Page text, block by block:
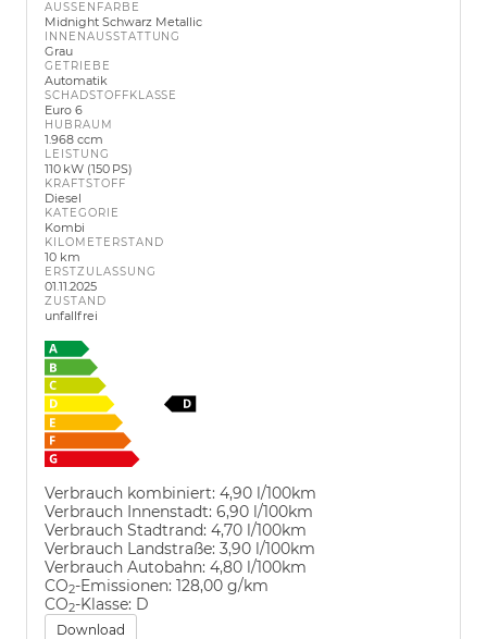
AUSSENFARBE
Midnight Schwarz Metallic
INNENAUSSTATTUNG
Grau
GETRIEBE
Automatik
SCHADSTOFFKLASSE
Euro 6
HUBRAUM
1.968 ccm
LEISTUNG
110 kW (150 PS)
KRAFTSTOFF
Diesel
KATEGORIE
Kombi
KILOMETERSTAND
10 km
ERSTZULASSUNG
01.11.2025
ZUSTAND
unfallfrei
Verbrauch kombiniert: 4,90 l/100km
Verbrauch Innenstadt: 6,90 l/100km
Verbrauch Stadtrand: 4,70 l/100km
Verbrauch Landstraße: 3,90 l/100km
Verbrauch Autobahn: 4,80 l/100km
CO2-Emissionen: 128,00 g/km
CO2-Klasse: D
Download